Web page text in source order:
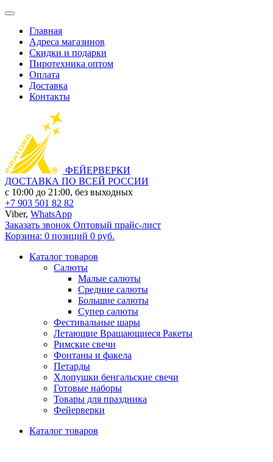
Главная
Адреса магазинов
Скидки и подарки
Пиротехника оптом
Оплата
Доставка
Контакты
ФЕЙЕРВЕРКИ
ДОСТАВКА ПО ВСЕЙ РОССИИ
с 10:00 до 21:00, без выходных
+7 903 501 82 82
Viber, WhatsApp
Заказать звонок Оптовый прайс-лист
Корзина: 0 позиций 0 руб.
Каталог товаров
Салюты
Малые салюты
Средние салюты
Большие салюты
Супер салюты
Фестивальные шары
Летающие Вращающиеся Ракеты
Римские свечи
Фонтаны и факела
Петарды
Хлопушки бенгальские свечи
Готовые наборы
Товары для праздника
Фейерверки
Каталог товаров